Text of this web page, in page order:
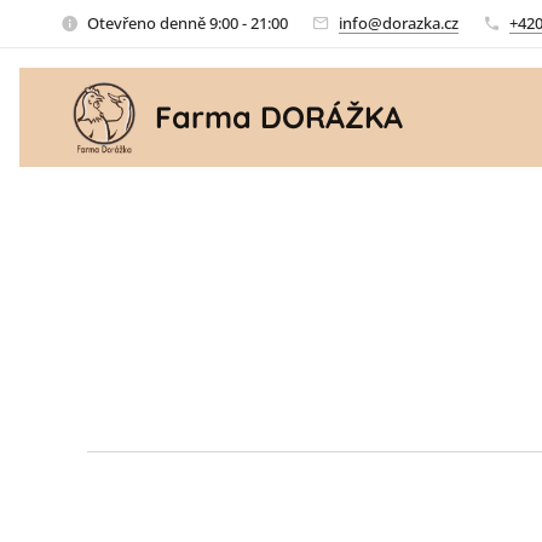
Otevřeno denně 9:00 - 21:00 info@dorazka.cz
Farma DORÁŽKA